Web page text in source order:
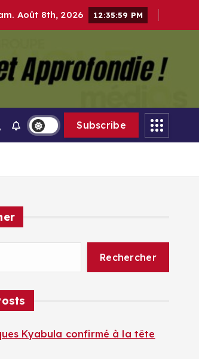
Août 8th, 2026 12:36:01 PM
Subscribe
Rechercher
Kyabula confirmé à la tête